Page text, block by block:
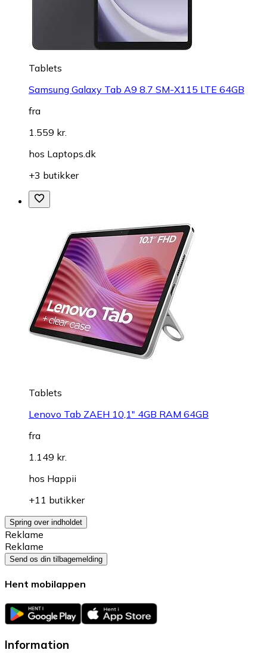
Tablets
Samsung Galaxy Tab A9 8.7 SM-X115 LTE 64GB
fra
1.559 kr.
hos Laptops.dk
+3 butikker
Tablets
Lenovo Tab ZAEH 10,1" 4GB RAM 64GB
fra
1.149 kr.
hos Happii
+11 butikker
Spring over indholdet
Reklame
Reklame
Send os din tilbagemelding
Hent mobilappen
Information